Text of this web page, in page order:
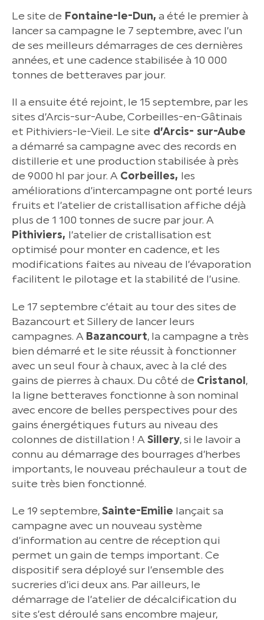
Le site de Fontaine-le-Dun, a été le premier à
lancer sa campagne le 7 septembre, avec l’un
de ses meilleurs démarrages de ces dernières
années, et une cadence stabilisée à 10 000
tonnes de betteraves par jour.
Il a ensuite été rejoint, le 15 septembre, par les
sites d’Arcis-sur-Aube, Corbeilles-en-Gâtinais
et Pithiviers-le-Vieil. Le site d’Arcis- sur-Aube
a démarré sa campagne avec des records en
distillerie et une production stabilisée à près
de 9000 hl par jour. A Corbeilles, les
améliorations d’intercampagne ont porté leurs
fruits et l’atelier de cristallisation affiche déjà
plus de 1 100 tonnes de sucre par jour. A
Pithiviers, l’atelier de cristallisation est
optimisé pour monter en cadence, et les
modifications faites au niveau de l’évaporation
facilitent le pilotage et la stabilité de l’usine.
Le 17 septembre c’était au tour des sites de
Bazancourt et Sillery de lancer leurs
campagnes. A Bazancourt, la campagne a très
bien démarré et le site réussit à fonctionner
avec un seul four à chaux, avec à la clé des
gains de pierres à chaux. Du côté de Cristanol,
la ligne betteraves fonctionne à son nominal
avec encore de belles perspectives pour des
gains énergétiques futurs au niveau des
colonnes de distillation ! ASillery, si le lavoir a
connu au démarrage des bourrages d’herbes
importants, le nouveau préchauleur a tout de
suite très bien fonctionné.
Le 19 septembre,Sainte-Emilie lançait sa
campagne avec un nouveau système
d’information au centre de réception qui
permet un gain de temps important. Ce
dispositif sera déployé sur l’ensemble des
sucreries d’ici deux ans. Par ailleurs, le
démarrage de l’atelier de décalcification du
site s’est déroulé sans encombre majeur,